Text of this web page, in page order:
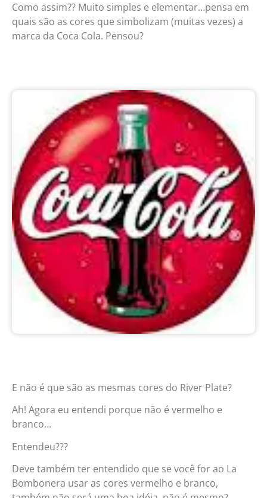
Como assim?? Muito simples e elementar…pensa em
quais são as cores que simbolizam (muitas vezes) a
marca da Coca Cola. Pensou?
E não é que são as mesmas cores do River Plate?
Ah! Agora eu entendi porque não é vermelho e
branco…
Entendeu???
Deve também ter entendido que se você for ao La
Bombonera usar as cores vermelho e branco,